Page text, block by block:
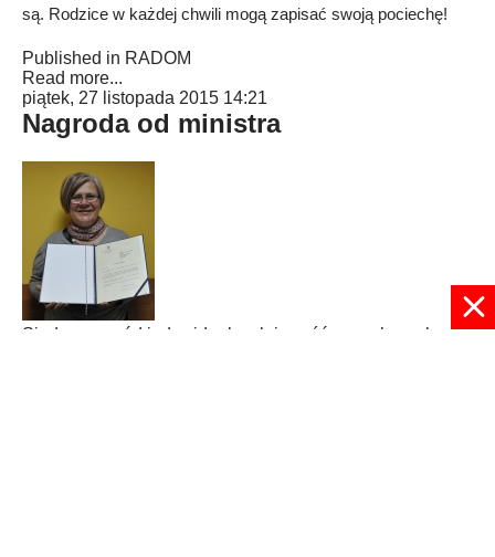
są. Rodzice w każdej chwili mogą zapisać swoją pociechę!
Published in RADOM
Read more...
piątek, 27 listopada 2015 14:21
Nagroda od ministra
Siedem nagród indywidualnych i sześć zespołowych